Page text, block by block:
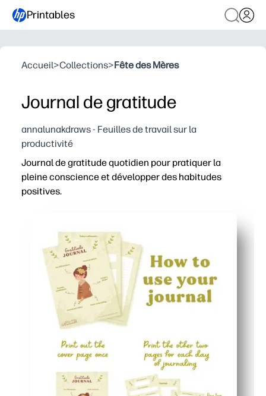
Printables
Accueil>Collections>Fête des Mères
Journal de gratitude
annalunakdraws - Feuilles de travail sur la
productivité
Journal de gratitude quotidien pour pratiquer la
pleine conscience et développer des habitudes
positives.
Vous obtenez des instructions de la taille d'une
Vous pouvez l'utiliser en classe, en classe, lors de
Vous prenez l'habitude de remarquer les victoires au